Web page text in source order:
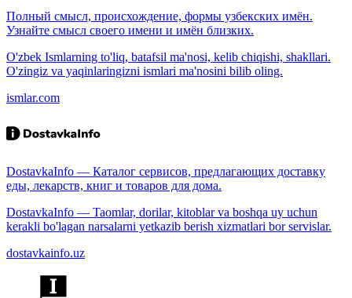
Полный смысл, происхождение, формы узбекских имён.
Узнайте смысл своего имени и имён близких.
O'zbek Ismlarning to'liq, batafsil ma'nosi, kelib chiqishi, shakllari.
O'zingiz va yaqinlaringizni ismlari ma'nosini bilib oling.
ismlar.com
DostavkaInfo — Каталог сервисов, предлагающих доставку
еды, лекарств, книг и товаров для дома.
DostavkaInfo — Taomlar, dorilar, kitoblar va boshqa uy uchun
kerakli bo'lagan narsalarni yetkazib berish xizmatlari bor servislar.
dostavkainfo.uz